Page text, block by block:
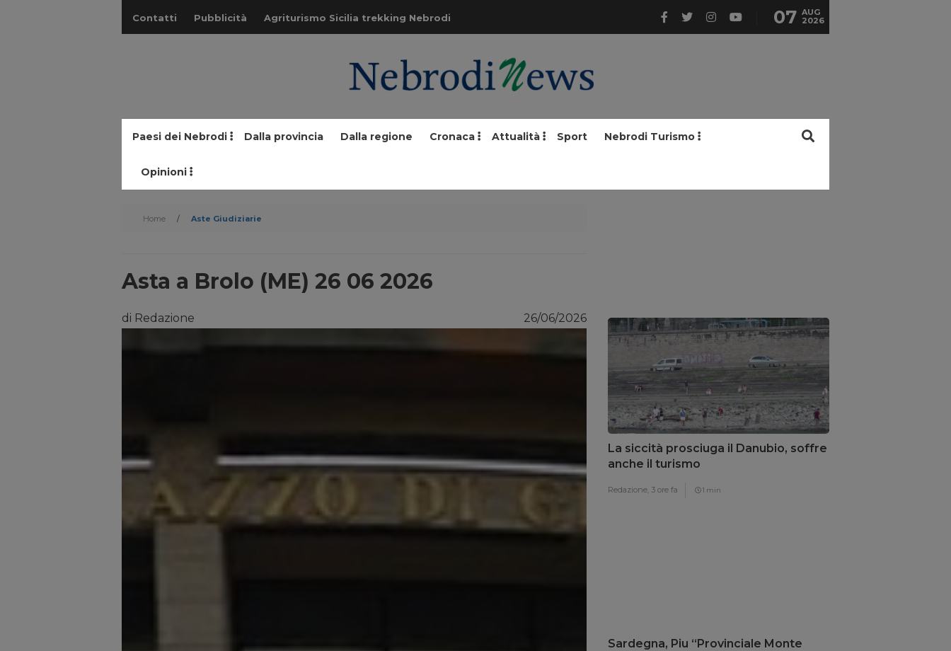
Contatti Pubblicità Agriturismo Sicilia trekking Nebrodi 07 AUG
2026
Paesi dei Nebrodi Dalla provincia Dalla regione Cronaca Attualità Sport Nebrodi Turismo
Opinioni
Home / Aste Giudiziarie
Asta a Brolo (ME) 26 06 2026
di Redazione 26/06/2026
La siccità prosciuga il Danubio, soffre
anche il turismo
Redazione, 3 ore fa 1 min
Sardegna, Piu “Provinciale Monte